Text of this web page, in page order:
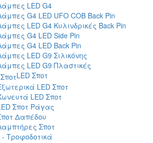
LED G4
G4 LED UFO COB Back Pin
LED G4 Κυλινδρικές Back Pin
G4 LED Side Pin
G4 LED Back Pin
LED G9 Σιλικόνης
LED G9 Πλαστικές
LED Σποτ
LED Σποτ
LED Σποτ
Σποτ Ράγας
Δαπέδου
Σποτ
- Τροφοδοτικά